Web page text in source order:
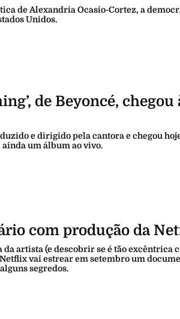
de Alexandria Ocasio-Cortez, a
Unidos.
de Beyoncé, chegou
e dirigido pela cantora e chegou
um álbum ao vivo.
com produção da
artista (e descobrir se é tão excêntrica
vai estrear em setembro um
segredos.